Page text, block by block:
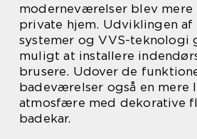
moderneværelser blev
private hjem. Udviklingen
systemer og VVS-teknologi
muligt at installere
brusere. Udover de
badeværelser også en mere
atmosfære med dekorative
badekar.